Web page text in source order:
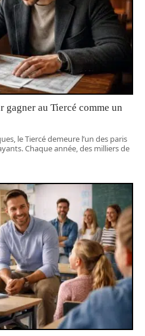
gagner au Tiercé comme un
le Tiercé demeure l’un des paris
Chaque année, des milliers de